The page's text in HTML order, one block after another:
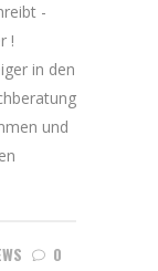
-
!
in den
und
0